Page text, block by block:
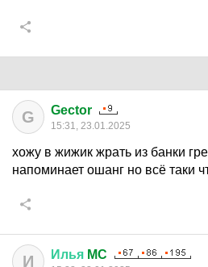
G Gector
15:31, 23.01.2025
хожу в жижик жрать из банки
напоминает ошанг но всё таки
И Илья MC